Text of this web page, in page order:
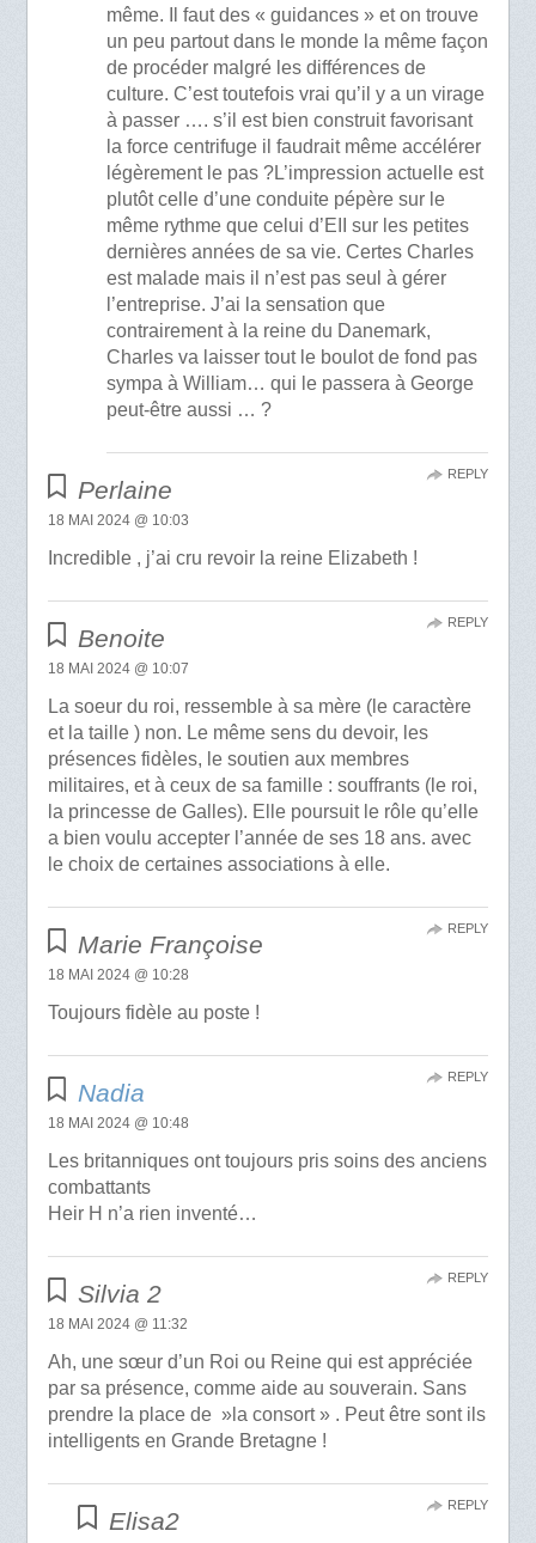
même. Il faut des « guidances » et on trouve
un peu partout dans le monde la même façon
de procéder malgré les différences de
culture. C’est toutefois vrai qu’il y a un virage
à passer …. s’il est bien construit favorisant
la force centrifuge il faudrait même accélérer
légèrement le pas ?L’impression actuelle est
plutôt celle d’une conduite pépère sur le
même rythme que celui d’EII sur les petites
dernières années de sa vie. Certes Charles
est malade mais il n’est pas seul à gérer
l’entreprise. J’ai la sensation que
contrairement à la reine du Danemark,
Charles va laisser tout le boulot de fond pas
sympa à William… qui le passera à George
peut-être aussi … ?
Perlaine
18 MAI 2024 @ 10:03
Incredible , j’ai cru revoir la reine Elizabeth !
REPLY
Benoite
18 MAI 2024 @ 10:07
La soeur du roi, ressemble à sa mère (le caractère
et la taille ) non. Le même sens du devoir, les
présences fidèles, le soutien aux membres
militaires, et à ceux de sa famille : souffrants (le roi,
la princesse de Galles). Elle poursuit le rôle qu’elle
a bien voulu accepter l’année de ses 18 ans. avec
le choix de certaines associations à elle.
REPLY
Marie Françoise
18 MAI 2024 @ 10:28
Toujours fidèle au poste !
REPLY
Nadia
18 MAI 2024 @ 10:48
Les britanniques ont toujours pris soins des anciens
combattants
Heir H n’a rien inventé…
REPLY
Silvia 2
18 MAI 2024 @ 11:32
Ah, une sœur d’un Roi ou Reine qui est appréciée
par sa présence, comme aide au souverain. Sans
prendre la place de »la consort » . Peut être sont ils
intelligents en Grande Bretagne !
REPLY
Elisa2
REPLY